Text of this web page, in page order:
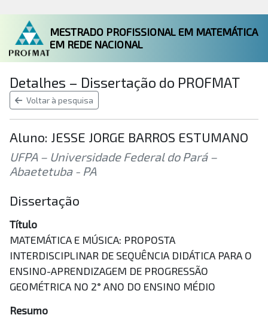
MESTRADO PROFISSIONAL EM MATEMÁTICA
EM REDE NACIONAL
Detalhes – Dissertação do PROFMAT
Voltar à pesquisa
Aluno: JESSE JORGE BARROS ESTUMANO
UFPA – Universidade Federal do Pará –
Abaetetuba - PA
Dissertação
Título
MATEMÁTICA E MÚSICA: PROPOSTA
INTERDISCIPLINAR DE SEQUÊNCIA DIDÁTICA PARA O
ENSINO-APRENDIZAGEM DE PROGRESSÃO
GEOMÉTRICA NO 2° ANO DO ENSINO MÉDIO
Resumo